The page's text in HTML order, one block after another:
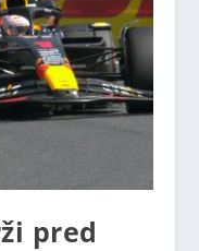
pred